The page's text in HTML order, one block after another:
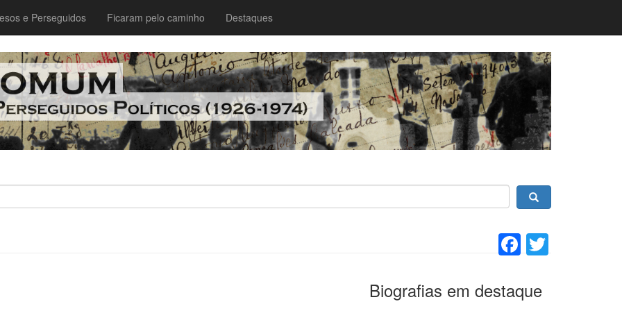
e Perseguidos Ficaram pelo caminho Destaques
Facebook
Biografias em destaque